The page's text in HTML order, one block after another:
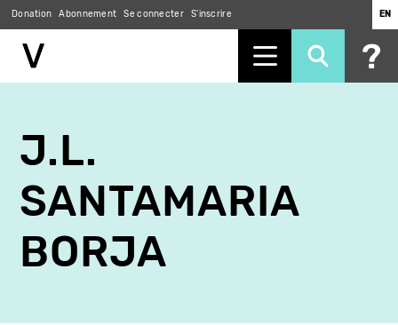
contenu
principal
Donation Abonnement Se connecter S'inscrire EN
J.L.
SANTAMARIA
BORJA